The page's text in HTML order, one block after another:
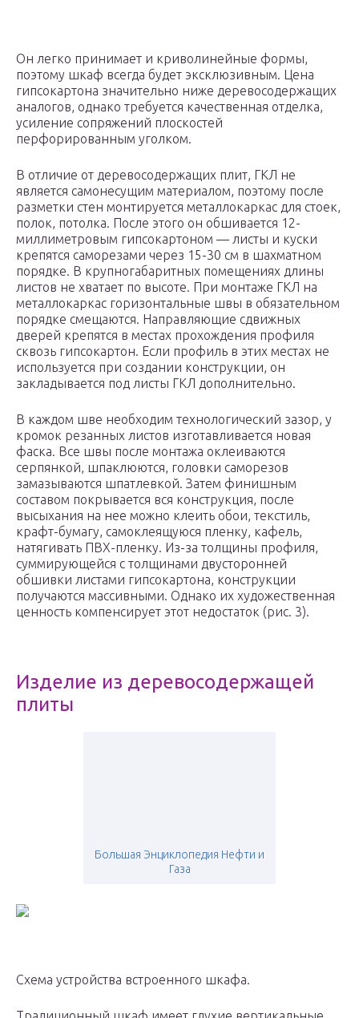
Он легко принимает и криволинейные формы,
поэтому шкаф всегда будет эксклюзивным. Цена
гипсокартона значительно ниже деревосодержащих
аналогов, однако требуется качественная отделка,
усиление сопряжений плоскостей
перфорированным уголком.
В отличие от деревосодержащих плит, ГКЛ не
является самонесущим материалом, поэтому после
разметки стен монтируется металлокаркас для стоек,
полок, потолка. После этого он обшивается 12-
миллиметровым гипсокартоном — листы и куски
крепятся саморезами через 15-30 см в шахматном
порядке. В крупногабаритных помещениях длины
листов не хватает по высоте. При монтаже ГКЛ на
металлокаркас горизонтальные швы в обязательном
порядке смещаются. Направляющие сдвижных
дверей крепятся в местах прохождения профиля
сквозь гипсокартон. Если профиль в этих местах не
используется при создании конструкции, он
закладывается под листы ГКЛ дополнительно.
В каждом шве необходим технологический зазор, у
кромок резанных листов изготавливается новая
фаска. Все швы после монтажа оклеиваются
серпянкой, шпаклюются, головки саморезов
замазываются шпатлевкой. Затем финишным
составом покрывается вся конструкция, после
высыхания на нее можно клеить обои, текстиль,
крафт-бумагу, самоклеящуюся пленку, кафель,
натягивать ПВХ-пленку. Из-за толщины профиля,
суммирующейся с толщинами двусторонней
обшивки листами гипсокартона, конструкции
получаются массивными. Однако их художественная
ценность компенсирует этот недостаток (рис. 3).
Изделие из деревосодержащей
плиты
Большая Энциклопедия Нефти и
Газа
Схема устройства встроенного шкафа.